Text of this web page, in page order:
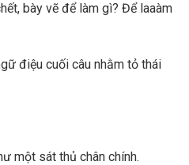
bày vẽ để làm gì? Để laaàm
điệu cuối câu nhằm tỏ thái
một sát thủ chân chính.